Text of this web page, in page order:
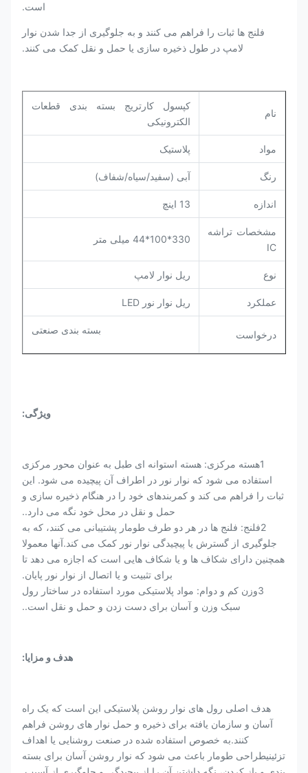
است.
فلنج ها ثبات را فراهم می کنند و به جلوگیری از جدا شدن نوار
لامپ در طول ذخیره سازی یا حمل و نقل کمک می کنند.
نام
کپسول کارتریج بسته بندی قطعات
الکترونیکی
مواد پلاستیک
رنگ آبی (سفید/سیاه/شفاف)
اندازه 13 اينچ
مشخصات تراشه
IC
330*100*44 میلی متر
نوع ریل نوار لامپ
عملکرد ریل نوار نور LED
درخواست بسته بندی صنعتی
ویژگی:
1هسته مرکزی: هسته استوانه ای طبل به عنوان محور مرکزی
استفاده می شود که نوار نور در اطراف آن پیچیده می شود. این
ثبات را فراهم می کند و کمربندهای خود را در هنگام ذخیره سازی و
حمل و نقل در محل خود نگه می دارد..
2فلنج: فلنج ها در هر دو طرف طومار پشتیبانی می کنند، که به
جلوگیری از گسترش یا پیچیدگی نوار نور کمک می کند.آنها معمولا
همچنین دارای شکاف ها و یا شکاف هایی است که اجازه می دهد تا
برای تثبیت و یا اتصال از نوار نور پایان.
3وزن کم و دوام: مواد پلاستیکی مورد استفاده در ساختار رول
سبک وزن و آسان برای دست زدن و حمل و نقل است..
هدف و مزایا:
هدف اصلی رول های نوار روشن پلاستیکی این است که یک راه
آسان و سازمان یافته برای ذخیره و حمل نوار های روشن فراهم
کنند.به خصوص استفاده شده در صنعت روشنایی یا اهداف
تزئینیطراحی طومار باعث می شود که نوار روشن آسان برای بسته